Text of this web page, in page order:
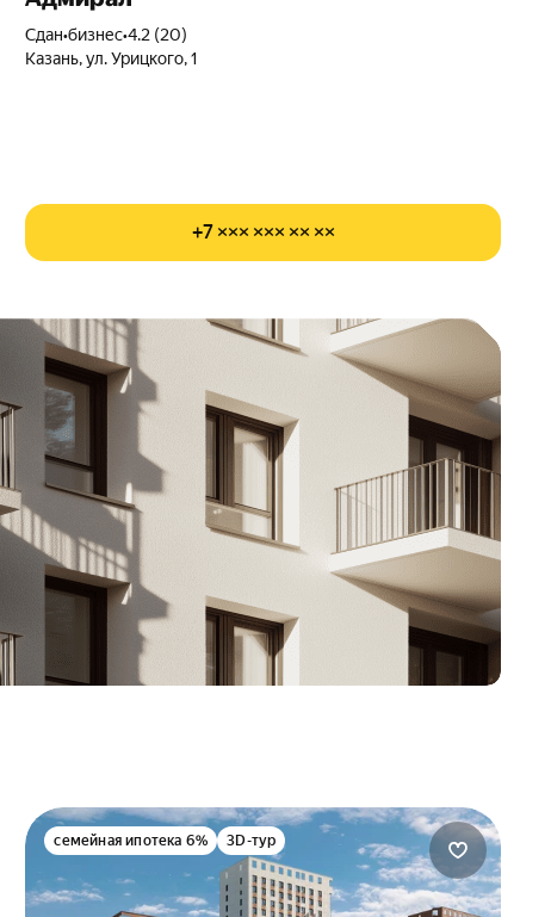
Сдан•бизнес•4.2 (20)
Казань, ул. Урицкого, 1
+7 ××× ××× ×× ××
семейная ипотека 6% 3D-тур